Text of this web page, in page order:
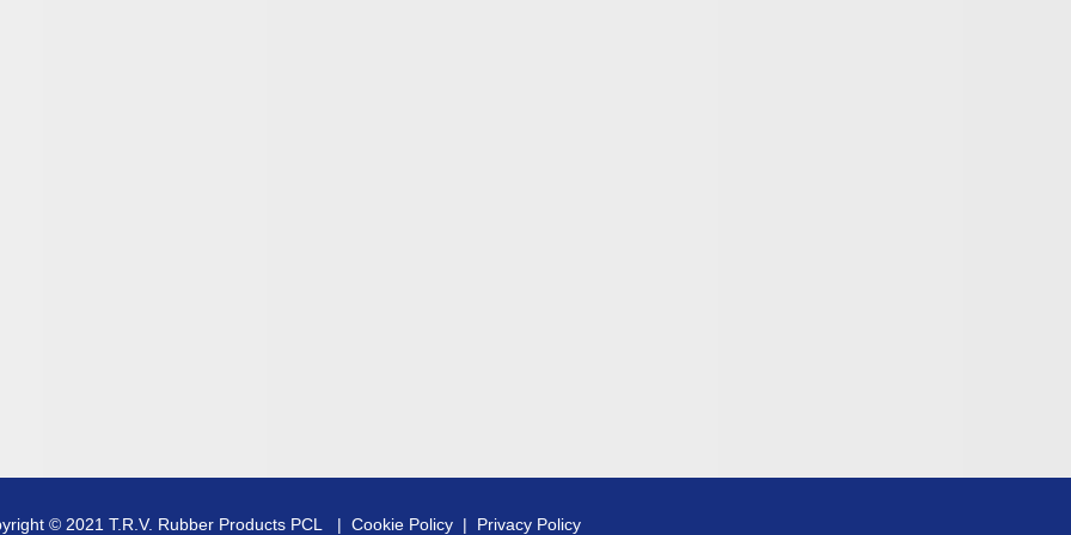
© 2021 T.R.V. Rubber Products PCL | Cookie Policy | Privacy Policy